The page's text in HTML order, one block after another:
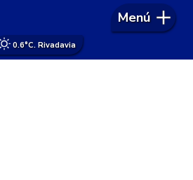
0.6°C. Rivadavia
Menú